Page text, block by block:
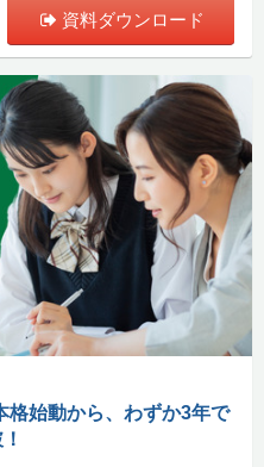
資料ダウンロード
格始動から、わずか3年で